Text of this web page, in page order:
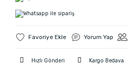
Yorum Yap
Hızlı Gönderi Kargo Bedava